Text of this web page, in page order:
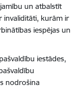
un atbalstīt
invaliditāti, kurām ir
iespējas un
iestādes,
nodrošina